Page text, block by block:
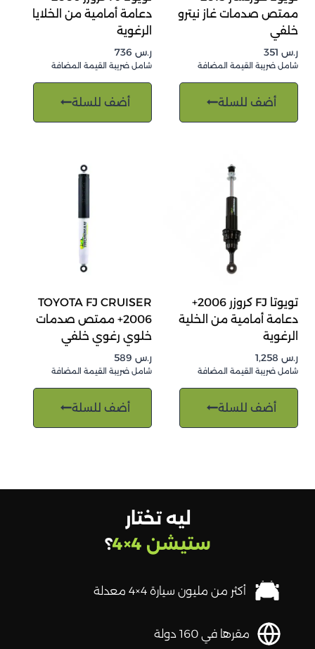
ممتص صدمات غاز نيترو
خلفي
ر.س
شامل ضريبة القيمة المضافة
أضف للسلة
دعامة أمامية من الخلايا
الرغوية
ر.س
شامل ضريبة القيمة المضافة
أضف للسلة
تويوتا FJ كروزر 2006+
دعامة أمامية من الخلية
الرغوية
ر.س
شامل ضريبة القيمة المضافة
أضف للسلة
TOYOTA FJ CRUISER
2006+ ممتص صدمات
خلوي رغوي خلفي
ر.س
شامل ضريبة القيمة المضافة
أضف للسلة
ليه تختار
ستيشن 4×4
؟
أكثر من مليون سيارة 4×4 معدلة
مقرها في 160 دولة